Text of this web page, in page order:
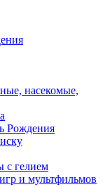
насекомые,
Рождения
с гелием
и мультфильмов